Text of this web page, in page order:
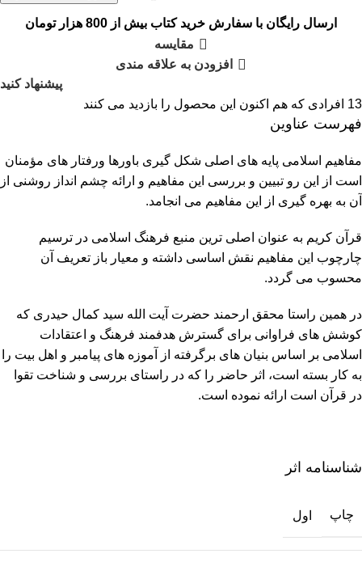
ارسال رایگان با سفارش خرید کتاب بیش از 800 هزار تومان
مقایسه
افزودن به علاقه مندی
پیشنهاد کنید
13 افرادی که هم اکنون این محصول را بازدید می کنند
فهرست عناوین
مفاهیم اسلامی پایه های اصلی شکل گیری باورها ورفتار های مؤمنان
است از این رو تبیین و بررسی این مفاهیم و ارائه چشم انداز روشنی از
آن به بهره گیری از این مفاهیم می انجامد.
قرآن کریم به عنوان اصلی ترین منبع فرهنگ اسلامی در ترسیم
چارچوب این مفاهیم نقش اساسی داشته و معیار باز تعریف آن
محسوب می گردد.
در همین راستا محقق ارحمند حضرت آیت الله سید کمال حیدری که
کوشش های فراوانی برای گسترش هدفمند فرهنگ و اعتقادات
اسلامی بر اساس بنیان های برگرفته از آموزه های پیامبر و اهل بیت را
به کار بسته است، اثر حاضر را که در راستای بررسی و شناخت تقوا
در قرآن است ارائه نموده است.
شناسنامه اثر
چاپ اول